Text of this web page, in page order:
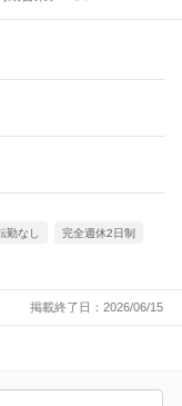
勤なし 完全週休2日制
掲載終了日：2026/06/15